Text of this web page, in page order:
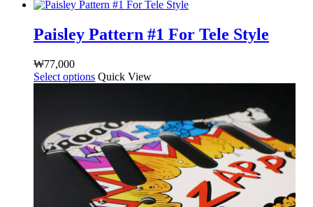
러
품
이
품
에
있
습
니
다.
Paisley Pattern #1 For Tele Style
₩77,000
Select options 여
품
옵
션
이
이
상
Quick View